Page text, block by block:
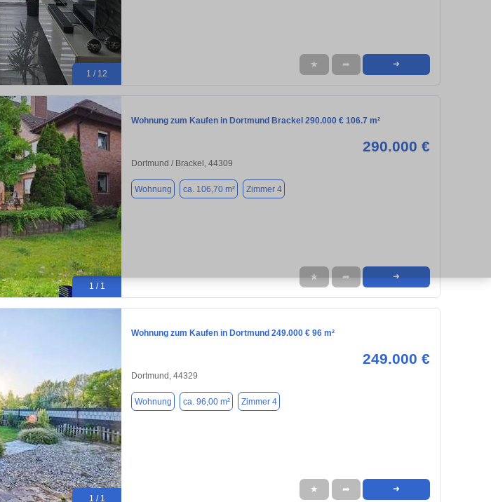
1 / 12
★ ➦ ➜
1 / 1
Wohnung zum Kaufen in Dortmund Brackel 290.000 € 106.7 m²
290.000 €
Dortmund / Brackel, 44309
Wohnung ca. 106,70 m² Zimmer 4
★ ➦ ➜
1 / 1
Wohnung zum Kaufen in Dortmund 249.000 € 96 m²
249.000 €
Dortmund, 44329
Wohnung ca. 96,00 m² Zimmer 4
★ ➦ ➜